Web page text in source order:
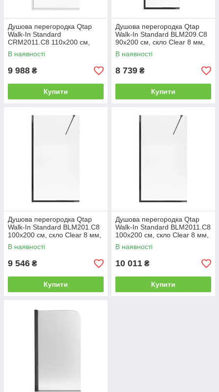
Душова перегородка Qtap
Walk-In Standard
CRM2011.C8 110х200 см,
скло Clear 8 мм, покриття
CalcLess
В наявності
9 988 ₴
Купити
Душова перегородка Qtap
Walk-In Standard BLM209.C8
90х200 см, скло Clear 8 мм,
покриття CalcLess
В наявності
8 739 ₴
Купити
Душова перегородка Qtap
Walk-In Standard BLM201.C8
100х200 см, скло Clear 8 мм,
покриття CalcLess
В наявності
9 546 ₴
Купити
Душова перегородка Qtap
Walk-In Standard BLM2011.C8
100х200 см, скло Clear 8 мм,
покриття CalcLess
В наявності
10 011 ₴
Купити